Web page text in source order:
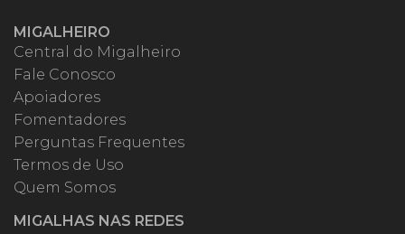
MIGALHEIRO
Central do Migalheiro
Fale Conosco
Apoiadores
Fomentadores
Perguntas Frequentes
Termos de Uso
Quem Somos
MIGALHAS NAS REDES